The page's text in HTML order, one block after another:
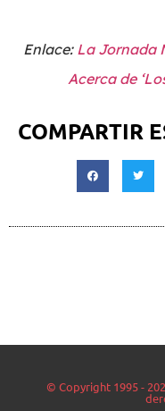
Enlace: La Jornada
Acerca de
COMPARTIR
© Copyright 1995 -